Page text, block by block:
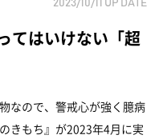
2023/10/11 UP DATE
てはいけない「超
なので、警戒心が強く臆病
きもち』が2023年4月に実